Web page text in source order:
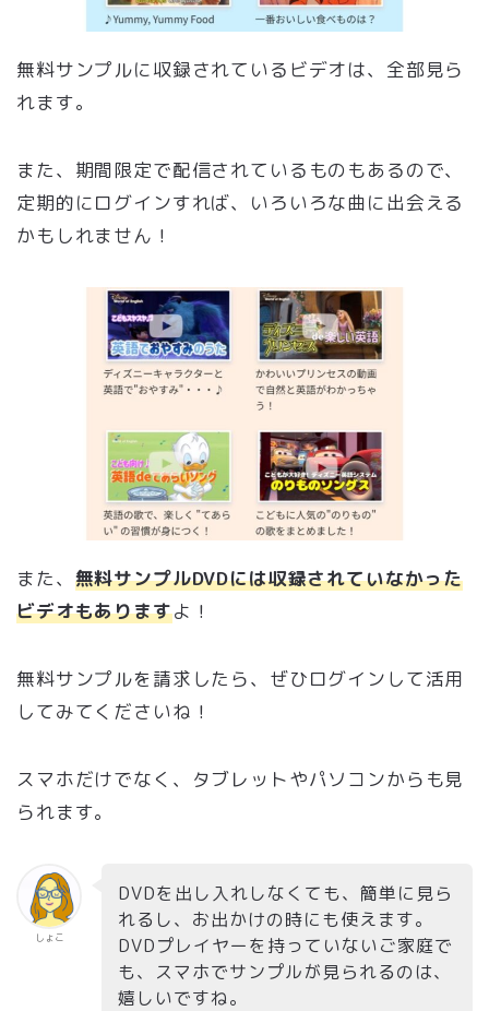
無料サンプルに収録されているビデオは、全部見ら
れます。
また、期間限定で配信されているものもあるので、
定期的にログインすれば、いろいろな曲に出会える
かもしれません！
また、 無料サンプルDVDには収録されていなかった
ビデオもありますよ！
無料サンプルを請求したら、ぜひログインして活用
してみてくださいね！
スマホだけでなく、タブレットやパソコンからも見
られます。
しょこ
DVDを出し入れしなくても、簡単に見ら
れるし、お出かけの時にも使えます。
DVDプレイヤーを持っていないご家庭で
も、スマホでサンプルが見られるのは、
嬉しいですね。